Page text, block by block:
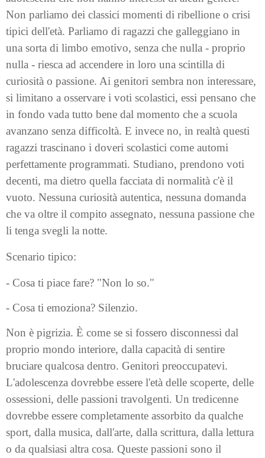
Non parliamo dei classici momenti di ribellione o crisi
tipici dell'età. Parliamo di ragazzi che galleggiano in
una sorta di limbo emotivo, senza che nulla - proprio
nulla - riesca ad accendere in loro una scintilla di
curiosità o passione. Ai genitori sembra non interessare,
si limitano a osservare i voti scolastici, essi pensano che
in fondo vada tutto bene dal momento che a scuola
avanzano senza difficoltà. E invece no, in realtà questi
ragazzi trascinano i doveri scolastici come automi
perfettamente programmati. Studiano, prendono voti
decenti, ma dietro quella facciata di normalità c'è il
vuoto. Nessuna curiosità autentica, nessuna domanda
che va oltre il compito assegnato, nessuna passione che
li tenga svegli la notte.
Scenario tipico:
- Cosa ti piace fare? "Non lo so."
- Cosa ti emoziona? Silenzio.
Non è pigrizia. È come se si fossero disconnessi dal
proprio mondo interiore, dalla capacità di sentire
bruciare qualcosa dentro. Genitori preoccupatevi.
L'adolescenza dovrebbe essere l'età delle scoperte, delle
ossessioni, delle passioni travolgenti. Un tredicenne
dovrebbe essere completamente assorbito da qualche
sport, dalla musica, dall'arte, dalla scrittura, dalla lettura
o da qualsiasi altra cosa. Queste passioni sono il